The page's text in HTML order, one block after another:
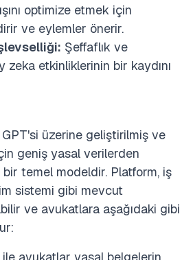
optimize etmek için
ve eylemler önerir.
Şeffaflık ve
etkinliklerinin bir kaydını
GPT'si üzerine geliştirilmiş ve
geniş yasal verilerden
temel modeldir. Platform, iş
sistemi gibi mevcut
ve avukatlara aşağıdaki gibi